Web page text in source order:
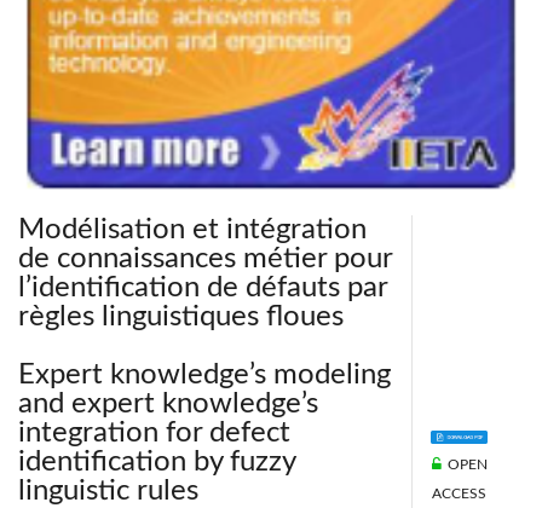
Modélisation et intégration
de connaissances métier pour
l’identification de défauts par
règles linguistiques floues
Expert knowledge’s modeling
and expert knowledge’s
integration for defect
identification by fuzzy
linguistic rules
OPEN
ACCESS